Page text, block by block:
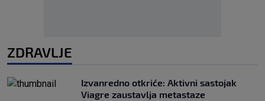
ZDRAVLJE
Izvanredno otkriće: Aktivni sastojak
Viagre zaustavlja metastaze